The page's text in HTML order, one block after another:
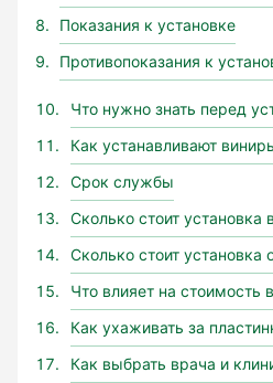
Показания к установке
Противопоказания к
Что нужно знать перед
Как устанавливают
Срок службы
Сколько стоит установка
Сколько стоит установка
Что влияет на стоимость
Как ухаживать за
Как выбрать врача и